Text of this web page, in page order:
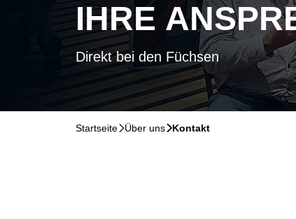
IHRE
Direkt bei den Füchsen
Startseite􀆊Über uns􀆊Kontakt